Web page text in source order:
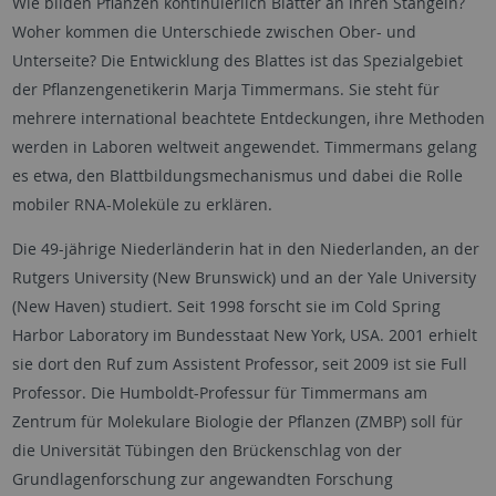
Woher kommen die Unterschiede zwischen Ober- und
Unterseite? Die Entwicklung des Blattes ist das Spezialgebiet
der Pflanzengenetikerin Marja Timmermans. Sie steht für
mehrere international beachtete Entdeckungen, ihre Methoden
werden in Laboren weltweit angewendet. Timmermans gelang
es etwa, den Blattbildungsmechanismus und dabei die Rolle
mobiler RNA-Moleküle zu erklären.
Die 49-jährige Niederländerin hat in den Niederlanden, an der
Rutgers University (New Brunswick) und an der Yale University
(New Haven) studiert. Seit 1998 forscht sie im Cold Spring
Harbor Laboratory im Bundesstaat New York, USA. 2001 erhielt
sie dort den Ruf zum Assistent Professor, seit 2009 ist sie Full
Professor. Die Humboldt-Professur für Timmermans am
Zentrum für Molekulare Biologie der Pflanzen (ZMBP) soll für
die Universität Tübingen den Brückenschlag von der
Grundlagenforschung zur angewandten Forschung